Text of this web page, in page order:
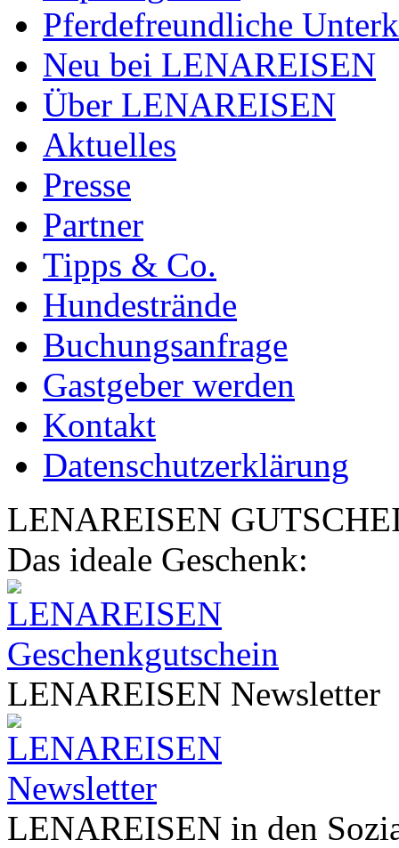
Pferdefreundliche
Neu bei LENAREISEN
Über LENAREISEN
Aktuelles
Presse
Partner
Tipps & Co.
Hundestrände
Buchungsanfrage
Gastgeber werden
Kontakt
Datenschutzerklärung
LENAREISEN
Das ideale Geschenk:
LENAREISEN Newsletter
LENAREISEN in den